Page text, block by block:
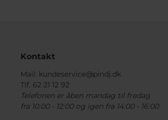
Kontakt
Mail: kundeservice@pindj.dk
Tlf. 62 21 12 92
Telefonen er åben mandag til fredag
fra 10:00 - 12:00 og igen fra 14:00 - 16:00